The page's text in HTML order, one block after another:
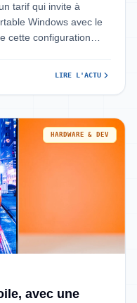
tarif qui invite à
Windows avec le
cette configuration
LIRE L'ACTU
HARDWARE & DEV
avec une